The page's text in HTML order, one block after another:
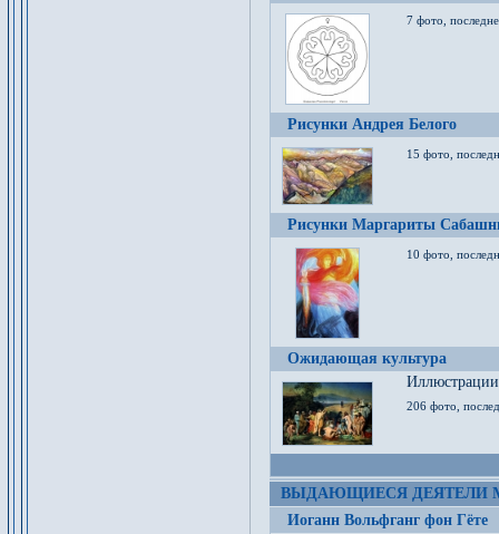
7 фото,
Рисунки Андрея Белого
15 фото,
Рисунки Маргариты
10 фото,
Ожидающая культура
206 фото,
ВЫДАЮЩИЕСЯ ДЕЯТЕЛИ
Иоганн Вольфганг фон Гёте